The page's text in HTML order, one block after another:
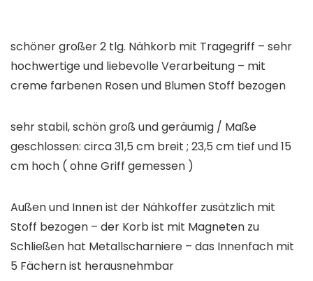
schöner großer 2 tlg. Nähkorb mit Tragegriff – sehr
hochwertige und liebevolle Verarbeitung – mit
creme farbenen Rosen und Blumen Stoff bezogen
sehr stabil, schön groß und geräumig / Maße
geschlossen: circa 31,5 cm breit ; 23,5 cm tief und 15
cm hoch ( ohne Griff gemessen )
Außen und Innen ist der Nähkoffer zusätzlich mit
Stoff bezogen – der Korb ist mit Magneten zu
Schließen hat Metallscharniere – das Innenfach mit
5 Fächern ist herausnehmbar